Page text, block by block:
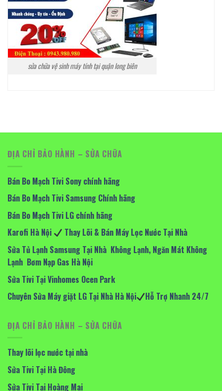
sửa chữa vệ sinh máy tính tại quận long biên
ĐỊA CHỈ BẢO HÀNH – SỬA CHỮA
Bán Bo Mạch Tivi Sony chính hãng
Bán Bo Mạch Tivi Samsung Chính hãng
Bán Bo Mạch Tivi LG chính hãng
Karofi Hà Nội
Thay Lõi & Bán Máy Lọc Nước Tại Nhà
Sửa Tủ Lạnh Samsung Tại Nhà Không Lạnh, Ngăn Mát Không
Lạnh Bơm Nạp Gas Hà Nội
Sửa Tivi Tại Vinhomes Ocen Park
Chuyên Sửa Máy giặt LG Tại Nhà Hà Nội
Hỗ Trợ Nhanh 24/7
ĐỊA CHỈ BẢO HÀNH – SỬA CHỮA
Thay lõi lọc nước tại nhà
Sửa Tivi Tại Hà Đông
Sửa Tivi Tại Hoàng Mai